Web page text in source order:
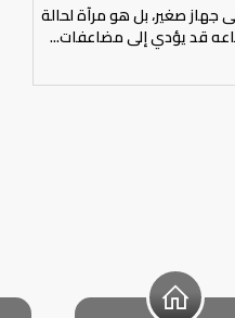
صغير، بل هو مرآة لحالة
قد يؤدي إلى مضاعفات...